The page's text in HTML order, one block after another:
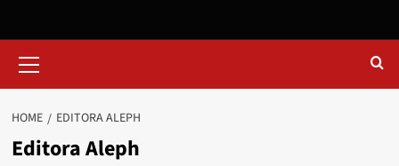
HOME EDITORA ALEPH
Editora Aleph